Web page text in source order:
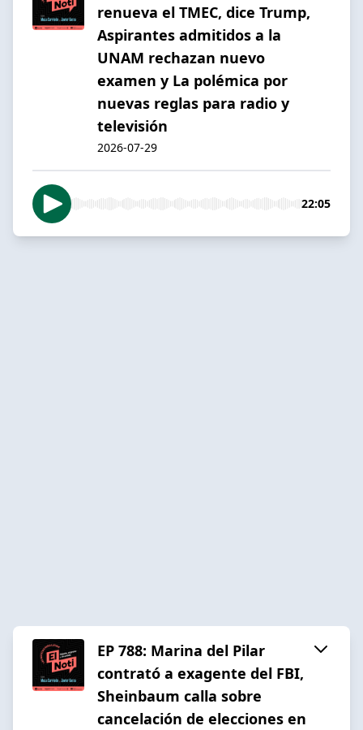
renueva el TMEC, dice Trump,
Aspirantes admitidos a la
UNAM rechazan nuevo
examen y La polémica por
nuevas reglas para radio y
televisión
2026-07-29
22:05
EP 788: Marina del Pilar
contrató a exagente del FBI,
Sheinbaum calla sobre
cancelación de elecciones en